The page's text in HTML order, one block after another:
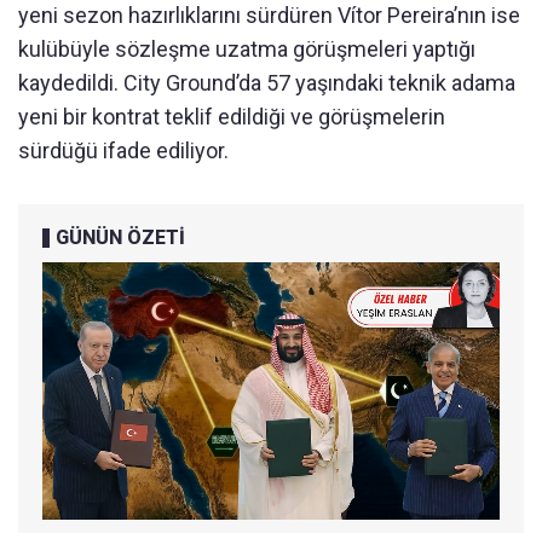
yeni sezon hazırlıklarını sürdüren Vítor Pereira’nın ise
kulübüyle sözleşme uzatma görüşmeleri yaptığı
kaydedildi. City Ground’da 57 yaşındaki teknik adama
yeni bir kontrat teklif edildiği ve görüşmelerin
sürdüğü ifade ediliyor.
GÜNÜN ÖZETİ